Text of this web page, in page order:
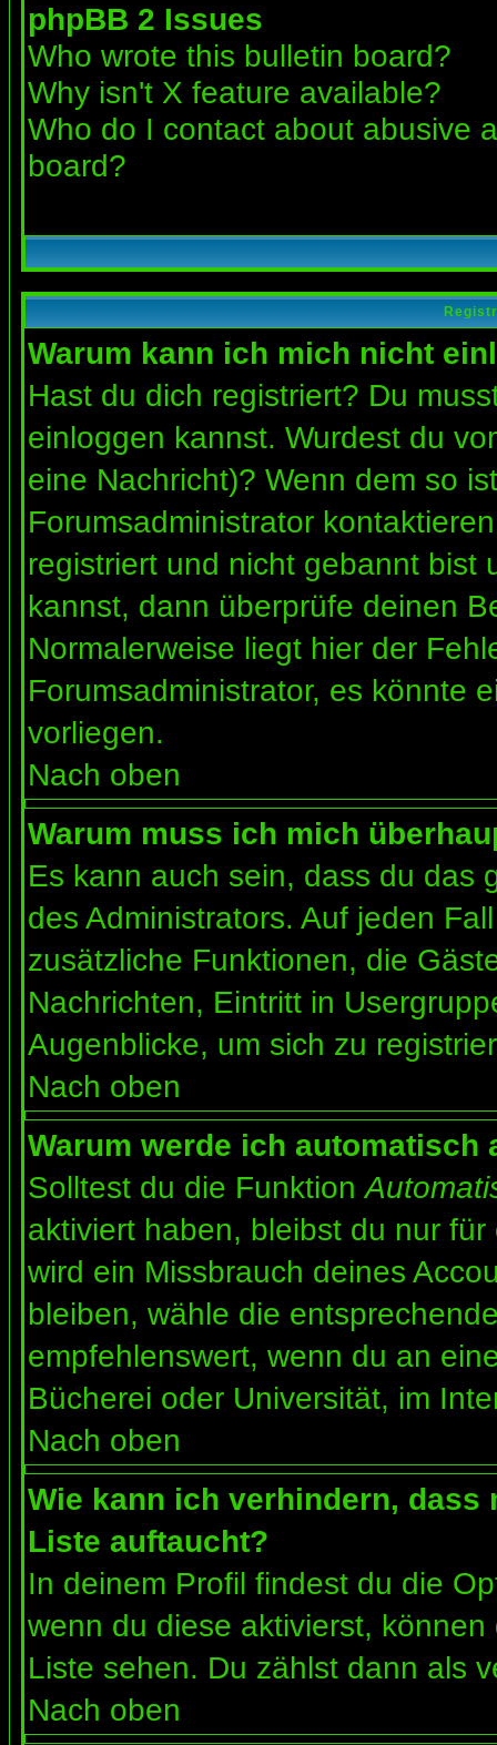
phpBB 2 Issues
Who wrote this bulletin board?
Why isn't X feature available?
Who do I contact about abusive
board?
Warum kann ich mich nicht
Hast du dich registriert? Du
einloggen kannst. Wurdest du
eine Nachricht)? Wenn dem so
Forumsadministrator
registriert und nicht gebannt bist
kannst, dann überprüfe deinen
Normalerweise liegt hier der
Forumsadministrator, es könnte
vorliegen.
Nach oben
Warum muss ich mich
Es kann auch sein, dass du das
des Administrators. Auf jeden
zusätzliche Funktionen, die
Nachrichten, Eintritt in
Augenblicke, um sich zu
Nach oben
Warum werde ich automatisch
Solltest du die Funktion
aktiviert haben, bleibst du nur
wird ein Missbrauch deines
bleiben, wähle die
empfehlenswert, wenn du an
Bücherei oder Universität, im
Nach oben
Wie kann ich verhindern, dass
Liste auftaucht?
In deinem Profil findest du die
wenn du diese aktivierst,
Liste sehen. Du zählst dann als
Nach oben